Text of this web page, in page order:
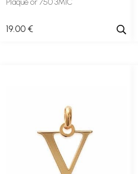
Plaqué or 750 3MIC
19.00 €